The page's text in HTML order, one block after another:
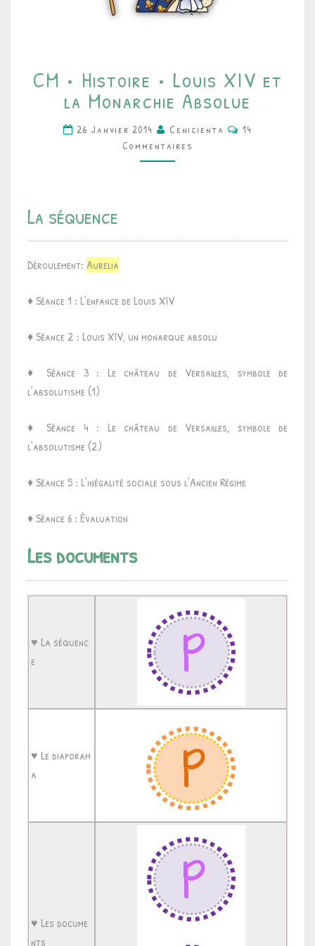
•
HISTOIRE
XIV
CM • Histoire • Louis XIV et
la Monarchie Absolue
26 Janvier 2014 Cenicienta Commentaires
14
Commentaires
La séquence
Déroulement: Aurelia
♦ Séance 1 : L’enfance de Louis XIV
♦ Séance 2 : Louis XIV, un monarque absolu
♦ Séance 3 : Le château de Versailles, symbole de
l’absolutisme (1)
♦ Séance 4 : Le château de Versailles, symbole de
l’absolutisme (2)
♦ Séance 5 : L’inégalité sociale sous l’Ancien Régime
♦ Séance 6 : Évaluation
Les documents
♥ La séquenc
e
♥ Le diaporam
a
♥ Les docume
nts